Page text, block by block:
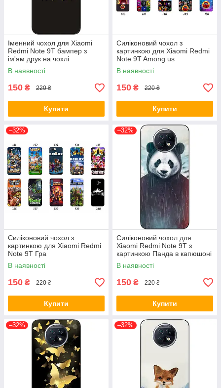
Іменний чохол для Xiaomi
Redmi Note 9T бампер з
ім'ям друк на чохлі
В наявності
150 ₴ 220 ₴
Купити
Силіконовий чохол з
картинкою для Xiaomi Redmi
Note 9T Among us
В наявності
150 ₴ 220 ₴
Купити
–32%
Силіконовий чохол з
картинкою для Xiaomi Redmi
Note 9T Гра
В наявності
150 ₴ 220 ₴
Купити
–32%
Силіконовий чохол для
Xiaomi Redmi Note 9T з
картинкою Панда в капюшоні
В наявності
150 ₴ 220 ₴
Купити
–32% –32%